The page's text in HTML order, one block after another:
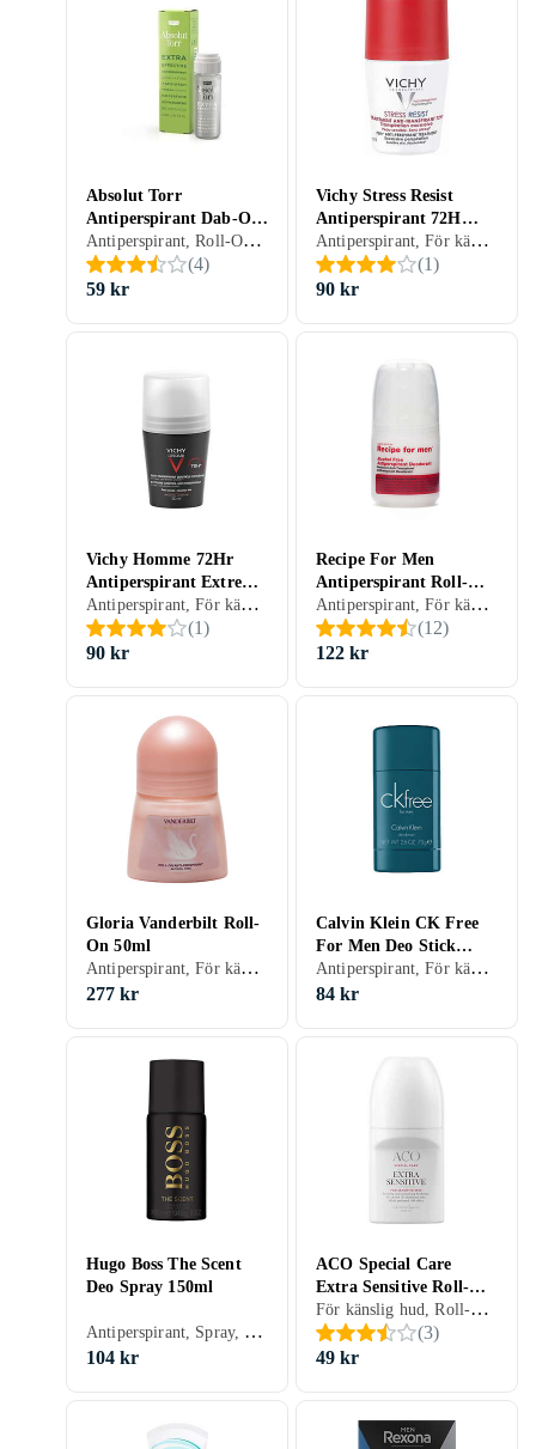
Absolut Torr
Antiperspirant Dab-On
Roll-On 35ml
Antiperspirant, Roll-On, Herr, 35 ml
(4)
59 kr
Vichy Stress Resist
Antiperspirant 72H
Roll-On 50ml
Antiperspirant, För känslig hud, Roll-On, Dam, Herr, 50 ml
(1)
90 kr
Vichy Homme 72Hr
Antiperspirant Extreme
Control Roll-On 50mlAntiperspirant, För känslig hud, Roll-On, Herr, 50 ml
(1)
90 kr
Recipe For Men
Antiperspirant Roll-On
60ml
Antiperspirant, För känslig hud, Roll-On, Herr, 60 ml
(12)
122 kr
Gloria Vanderbilt Roll-
On 50ml
Antiperspirant, För känslig hud, Roll-On, Dam, Herr, 50 ml
277 kr
Calvin Klein CK Free
For Men Deo Stick
75ml
Antiperspirant, För känslig hud, Stift, Herr, 75 ml
84 kr
Hugo Boss The Scent
Deo Spray 150ml
Antiperspirant, Spray, Herr, 150 ml
104 kr
ACO Special Care
Extra Sensitive Roll-On
50ml
För känslig hud, Roll-On, Dam, Herr, 50 ml
(3)
49 kr